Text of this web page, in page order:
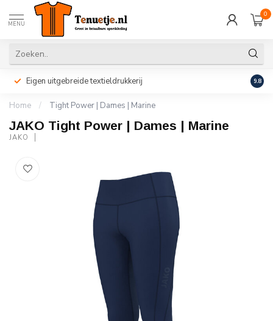
MENU
0
Eigen uitgebreide textieldrukkerij 9.8
Home / Tight Power | Dames | Marine
JAKO Tight Power | Dames | Marine
JAKO